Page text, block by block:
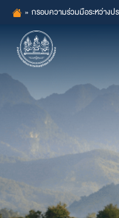
content
» กรอบความร่วมมือระหว่างป